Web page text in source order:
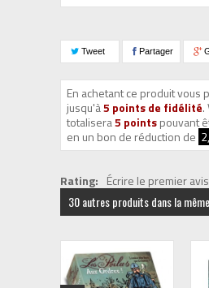
Tweet Partager
En achetant ce produit vous
jusqu'à5 points de fidélité.
totalisera5 pointspouvant
en un bon de réduction de
Rating: Écrire le premier avis
30 autres produits dans la